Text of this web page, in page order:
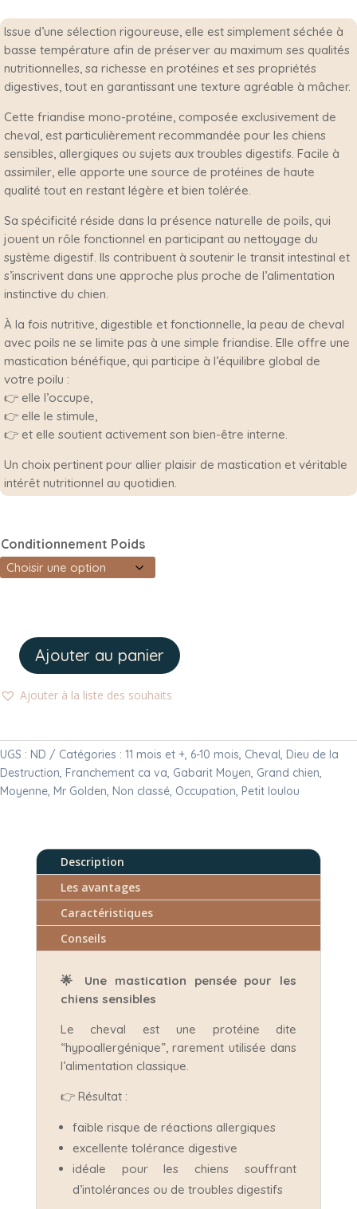
prix :
5,00 €
à
22,50 €
Issue d’une sélection rigoureuse, elle est simplement séchée à
basse température afin de préserver au maximum ses qualités
nutritionnelles, sa richesse en protéines et ses propriétés
digestives, tout en garantissant une texture agréable à mâcher.
Cette friandise mono-protéine, composée exclusivement de
cheval, est particulièrement recommandée pour les chiens
sensibles, allergiques ou sujets aux troubles digestifs. Facile à
assimiler, elle apporte une source de protéines de haute
qualité tout en restant légère et bien tolérée.
Sa spécificité réside dans la présence naturelle de poils, qui
jouent un rôle fonctionnel en participant au nettoyage du
système digestif. Ils contribuent à soutenir le transit intestinal et
s’inscrivent dans une approche plus proche de l’alimentation
instinctive du chien.
À la fois nutritive, digestible et fonctionnelle, la peau de cheval
avec poils ne se limite pas à une simple friandise. Elle offre une
mastication bénéfique, qui participe à l’équilibre global de
votre poilu :
👉 elle l’occupe,
👉 elle le stimule,
👉 et elle soutient activement son bien-être interne.
Un choix pertinent pour allier plaisir de mastication et véritable
intérêt nutritionnel au quotidien.
Conditionnement Poids
quantité
Peau
cheval
avec
poils
Ajouter au panier
Ajouter à la liste des souhaits
UGS : ND Catégories : 11 mois et +, 6-10 mois, Cheval, Dieu de la
Destruction, Franchement ca va, Gabarit Moyen, Grand chien,
Moyenne, Mr Golden, Non classé, Occupation, Petit loulou
Description
Les avantages
Caractéristiques
Conseils
🌟
Une mastication pensée pour les
chiens sensibles
Le cheval est une protéine dite
“hypoallergénique”, rarement utilisée dans
l’alimentation classique.
👉 Résultat :
faible risque de réactions allergiques
excellente tolérance digestive
idéale pour les chiens souffrant
d’intolérances ou de troubles digestifs